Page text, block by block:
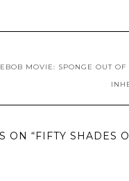
MOVIE: SPONGE OUT OF
ON “FIFTY SHADES